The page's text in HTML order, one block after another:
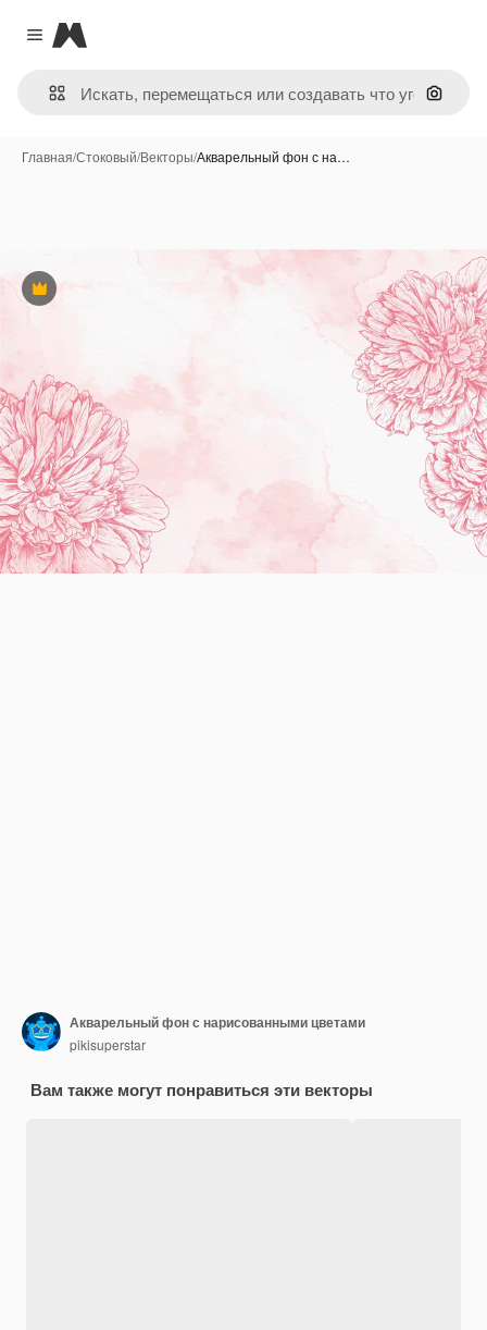
Close menu
Magnific
Поиск
Главная/Стоковый/Векторы/Акварельный фон с на…
Премиум
Акварельный фон с нарисованными цветами
pikisuperstar
Вам также могут понравиться эти векторы